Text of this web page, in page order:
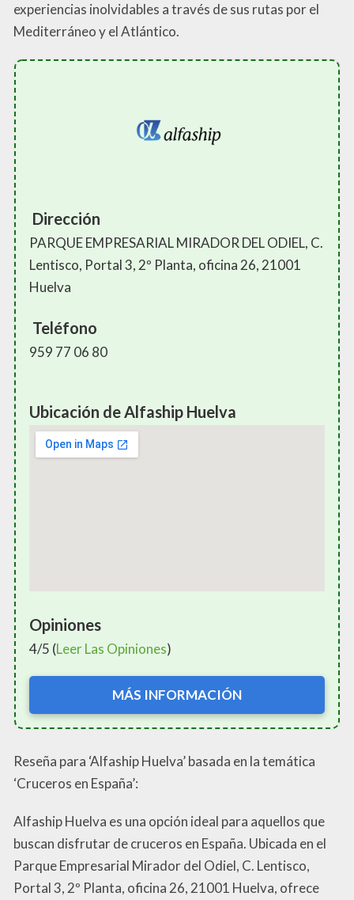
experiencias inolvidables a través de sus rutas por el
Mediterráneo y el Atlántico.
Dirección
PARQUE EMPRESARIAL MIRADOR DEL ODIEL, C.
Lentisco, Portal 3, 2º Planta, oficina 26, 21001
Huelva
Teléfono
959 77 06 80
Ubicación de Alfaship Huelva
Opiniones
4/5 (Leer Las Opiniones)
MÁS INFORMACIÓN
Reseña para ‘Alfaship Huelva’ basada en la temática
‘Cruceros en España’:
Alfaship Huelva es una opción ideal para aquellos que
buscan disfrutar de cruceros en España. Ubicada en el
Parque Empresarial Mirador del Odiel, C. Lentisco,
Portal 3, 2º Planta, oficina 26, 21001 Huelva, ofrece